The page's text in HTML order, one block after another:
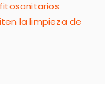
la limpieza de